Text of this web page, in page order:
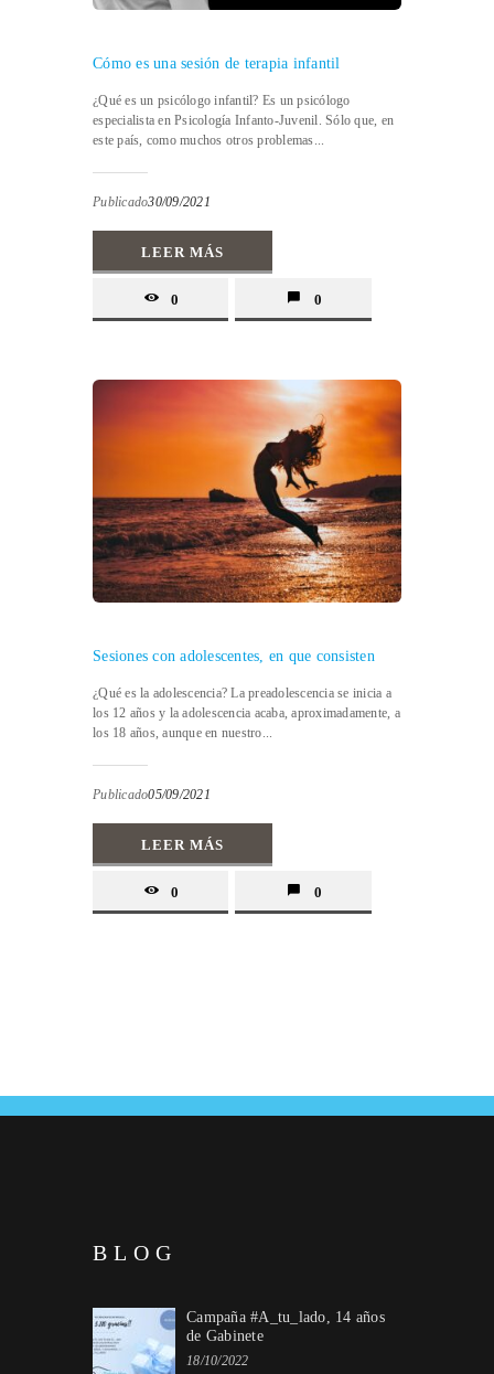
Cómo es una sesión de terapia infantil
¿Qué es un psicólogo infantil? Es un psicólogo
especialista en Psicología Infanto-Juvenil. Sólo que, en
este país, como muchos otros problemas...
Publicado30/09/2021
LEER MÁS
0 0
Sesiones con adolescentes, en que consisten
¿Qué es la adolescencia? La preadolescencia se inicia a
los 12 años y la adolescencia acaba, aproximadamente, a
los 18 años, aunque en nuestro...
Publicado05/09/2021
LEER MÁS
0 0
BLOG
Campaña #A_tu_lado, 14 años
de Gabinete
18/10/2022